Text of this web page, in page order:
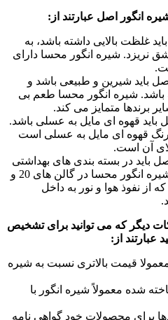
انگور اصل عبارتند از:
غلظت بالایی داشته باشد، به
نریزد. شیره انگور محسا دارای
باید شیرین و طبیعی باشد و
شیره انگور محسا طعم بی
برندها متمایز می کند.
باید قهوه ای مایل به عسلی باشد.
قهوه ای مایل به عسلی است
آن است.
باید در بسته بندی های بهداشتی
و استاندارد عرضه شود. شیره انگور محسا در گالن های 20 و
از نفوذ هوا و نور به داخل
دیگر که می توانید برای تشخیص
عبارتند از:
قیمت بالاتری نسبت به شیره
شده معمولاً شیره انگور با
برای محصولات خود گواهی نامه